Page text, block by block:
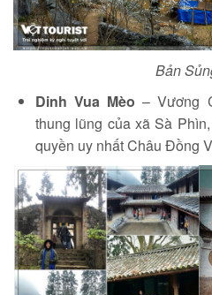
Bản
Dinh Vua Mèo – Vương
thung lũng của xã Sà
quyền uy nhất Châu Đồng